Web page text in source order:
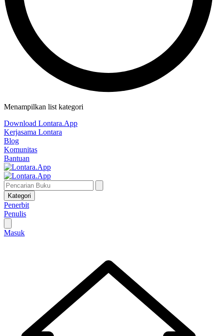
Menampilkan list kategori
Download Lontara.App
Kerjasama Lontara
Blog
Komunitas
Bantuan
Kategori
Penerbit
Penulis
Masuk